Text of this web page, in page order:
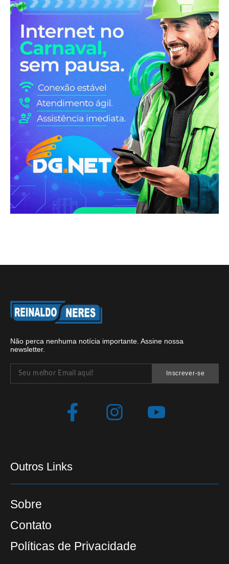
Não perca nenhuma notícia importante. Assine nossa
newsletter.
Inscrever-se
Outros Links
Sobre
Contato
Políticas de Privacidade